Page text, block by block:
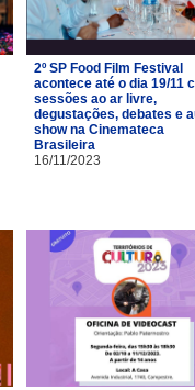
2º SP Food Film Festival
acontece até o dia 19/11
sessões ao ar livre,
degustações, debates e
show na Cinemateca
Brasileira
16/11/2023